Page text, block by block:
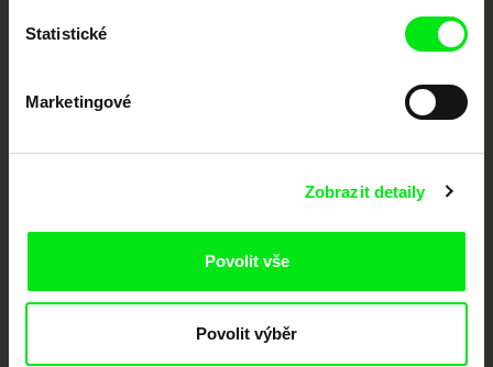
Statistické
Marketingové
Zobrazit detaily
Povolit vše
Povolit výběr
CPH:DOX Doclisboa
Millennium Docs
DOK Leipzig